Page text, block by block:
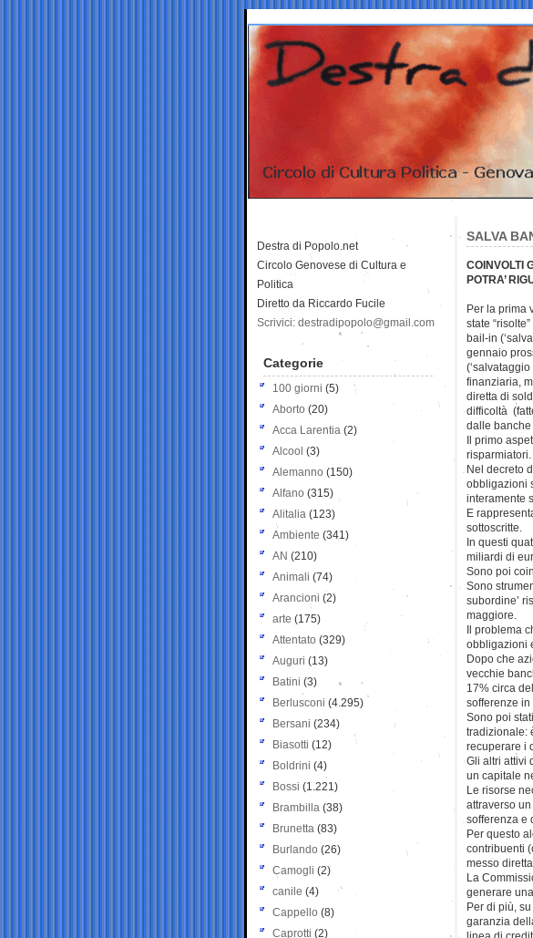
SALVA
COINVOLTI
POTRA’
Per la prima
state
bail-in
gennaio
finanziaria,
diretta di
difficoltà
dalle banche
Il primo
risparmiatori.
Nel decreto
obbligazioni
interamente
E
sottoscritte.
In questi
miliardi di
Sono poi
Sono
subordine’
maggiore.
Il problema
obbligazioni
Dopo che
vecchie
17% circa
sofferenze in
Sono poi
tradizionale:
recuperare i
Gli altri attivi
un capitale
Le risorse
attraverso
sofferenza e
Per questo
contribuenti
messo
La
generare
Per di più,
garanzia
Destra di Popolo.net
Circolo Genovese di Cultura e
Politica
Diretto da Riccardo Fucile
Scrivici: destradipopolo@gmail.com
Categorie
100 giorni (5)
Aborto (20)
Acca Larentia (2)
Alcool (3)
Alemanno (150)
Alfano (315)
Alitalia (123)
Ambiente (341)
AN (210)
Animali (74)
Arancioni (2)
arte (175)
Attentato (329)
Auguri (13)
Batini (3)
Berlusconi (4.295)
Bersani (234)
Biasotti (12)
Boldrini (4)
Bossi (1.221)
Brambilla (38)
Brunetta (83)
Burlando (26)
Camogli (2)
canile (4)
Cappello (8)
Caprotti (2)